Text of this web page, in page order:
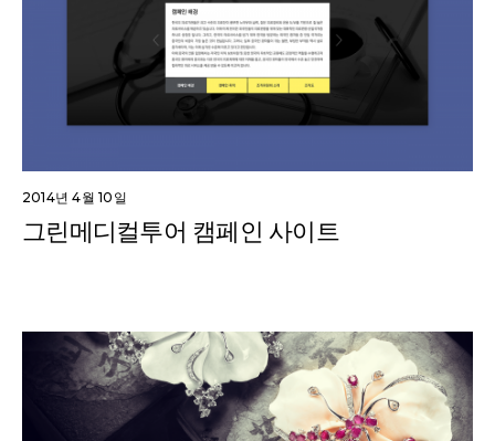
2014년 4월 10일
그린메디컬투어 캠페인 사이트